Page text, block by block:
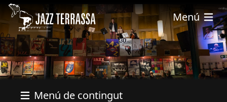
Vés al contingut
Menú
Menú de contingut